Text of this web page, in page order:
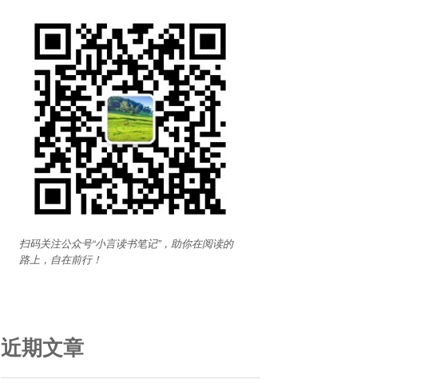
扫码关注公众号“小言读书笔记”，助你在阅读的
路上，自在前行！
近期文章